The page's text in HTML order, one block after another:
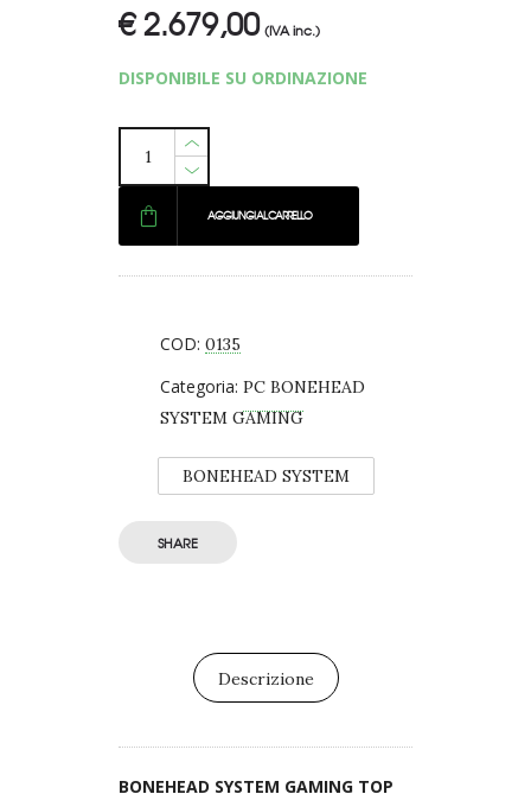
€2.679,00 (IVA inc.)
DISPONIBILE SU ORDINAZIONE
AGGIUNGI AL CARRELLO
COD: 0135
Categoria: PC BONEHEAD
SYSTEM GAMING
BONEHEAD SYSTEM
SHARE
Descrizione
BONEHEAD SYSTEM GAMING TOP